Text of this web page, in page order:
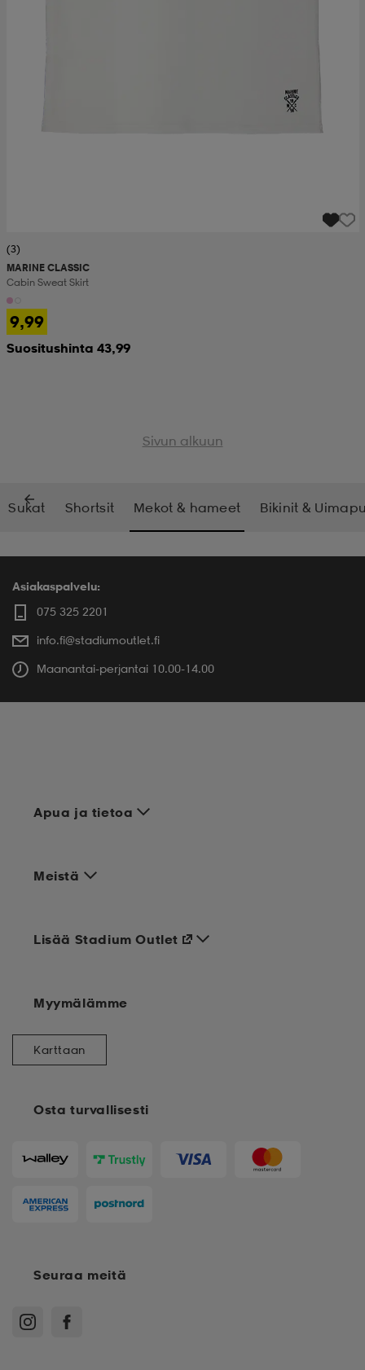
(3)
MARINE CLASSIC
Cabin Sweat Skirt
9,99
Suositushinta 43,99
Sivun alkuun
Sukat Shortsit Mekot & hameet Bikinit &
Asiakaspalvelu:
075 325 2201
info.fi@stadiumoutlet.fi
Maanantai-perjantai 10.00-14.00
Apua ja tietoa
Meistä
Osta turvallisesti
Lisää Stadium Outlet
Myymälämme
Karttaan
Seuraa meitä